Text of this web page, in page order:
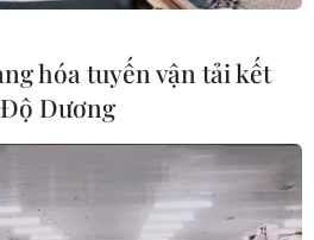
Xem thêm
hóa tuyến vận tải kết
Dương